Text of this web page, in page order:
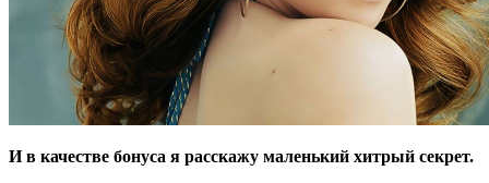
И в качестве бонуса я расскажу маленький хитрый секрет.